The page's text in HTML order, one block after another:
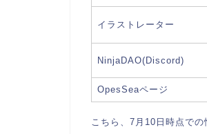
イラストレーター
NinjaDAO(Discord)
OpesSeaページ
こちら、7月10日時点での